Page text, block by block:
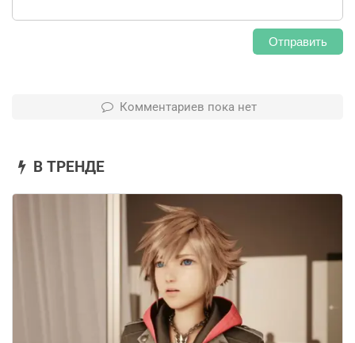
Отправить
Комментариев пока нет
В ТРЕНДЕ